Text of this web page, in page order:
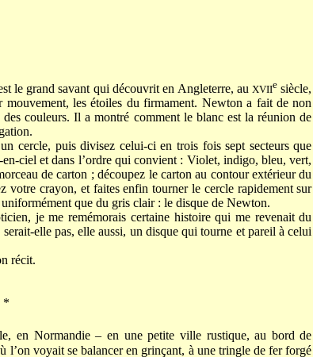
le grand savant qui découvrit en Angleterre, auXVIIe siècle,
les étoiles du firmament. Newton a fait de non
couleurs. Il a montré comment le blanc est la réunion de
cercle, puis divisez celui-ci en trois fois sept secteurs que
en-ciel et dans l’ordre qui convient : Violet, indigo, bleu, vert,
de carton ; découpez le carton au contour extérieur du
crayon, et faites enfin tourner le cercle rapidement sur
que du gris clair : le disque de Newton.
je me remémorais certaine histoire qui me revenait du
elle pas, elle aussi, un disque qui tourne et pareil à celui
récit.
en Normandie – en une petite ville rustique, au bord de
l’on voyait se balancer en grinçant, à une tringle de fer forgé